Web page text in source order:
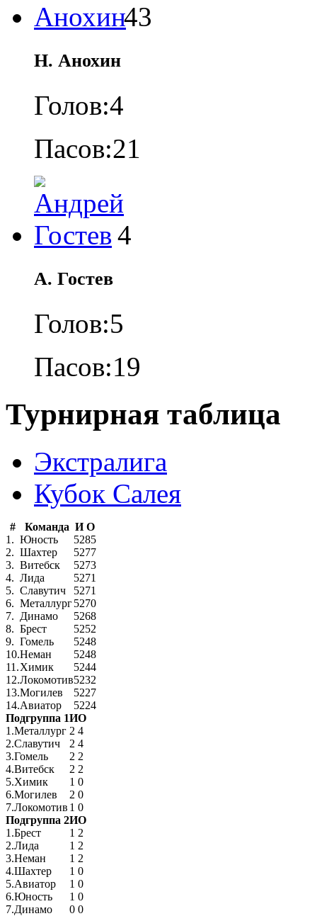
43
Н. Анохин
Голов:4
Пасов:21
4
А. Гостев
Голов:5
Пасов:19
Турнирная таблица
Экстралига
Кубок Салея
# Команда И О
1. Юность 5285
2. Шахтер 5277
3. Витебск 5273
4. Лида 5271
5. Славутич 5271
6. Металлург5270
7. Динамо 5268
8. Брест 5252
9. Гомель 5248
10.Неман 5248
11.Химик 5244
12.Локомотив5232
13.Могилев 5227
14.Авиатор 5224
Подгруппа 1ИО
1.Металлург 2 4
2.Славутич 2 4
3.Гомель 2 2
4.Витебск 2 2
5.Химик 1 0
6.Могилев 2 0
7.Локомотив 1 0
Подгруппа 2ИО
1.Брест 1 2
2.Лида 1 2
3.Неман 1 2
4.Шахтер 1 0
5.Авиатор 1 0
6.Юность 1 0
7.Динамо 0 0